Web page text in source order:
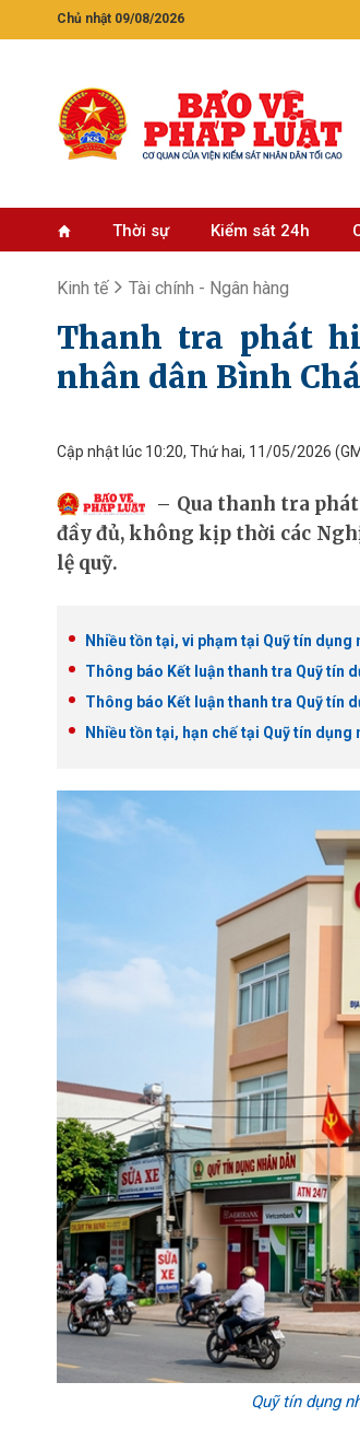
Chủ nhật 09/08/2026
Thời sự Kiểm sát 24h
Kinh tế Tài chính - Ngân hàng
Thanh tra phát
nhân dân Bình
Cập nhật lúc 10:20, Thứ hai, 11/05/2026
Qua thanh tra
đầy đủ, không kịp thời các
lệ quỹ.
Nhiều tồn tại, vi phạm tại Quỹ tín dụng
Thông báo Kết luận thanh tra Quỹ tín
Thông báo Kết luận thanh tra Quỹ tín
Nhiều tồn tại, hạn chế tại Quỹ tín dụng
Quỹ tín dụng